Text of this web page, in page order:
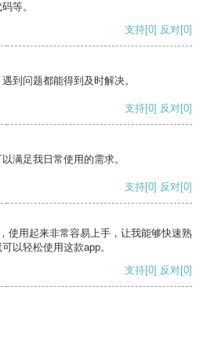
等。
支持[0] 反对[0]
到问题都能得到及时解决。
支持[0] 反对[0]
满足我日常使用的需求。
支持[0] 反对[0]
使用起来非常容易上手，让我能够快速熟
以轻松使用这款app。
支持[0] 反对[0]